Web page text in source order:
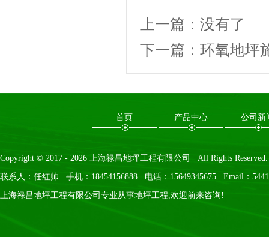
上一篇： 没有了
下一篇： 环氧地坪
首页 产品中心 公司新
Copyright © 2017 - 2026 上海禄昌地坪工程有限公司 All Rights
联系人：任红帅 手机：18454156888 电话：15649345675 Email：
上海禄昌地坪工程有限公司专业从事地坪工程,欢迎前来咨询!